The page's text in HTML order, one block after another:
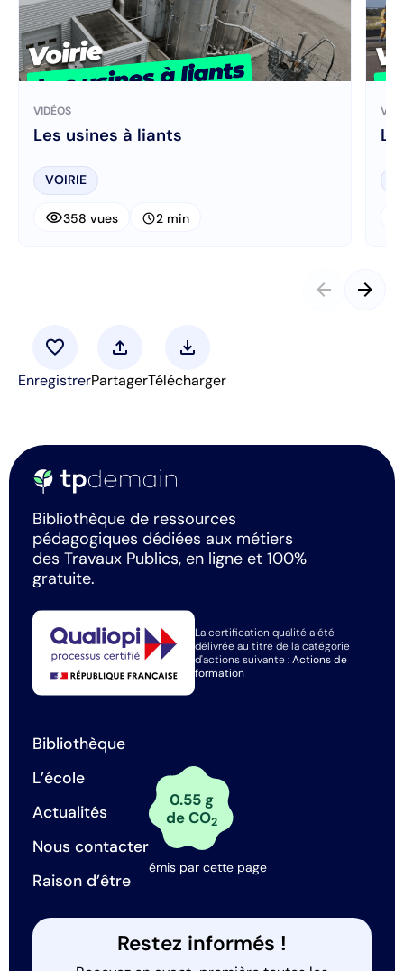
VIDÉOS
Les usines à liants
VOIRIE
visibility358 vues schedule2 min
arrow_back arrow_forward
favorite
Enregistrer
upload
Partager
download
Télécharger
Bibliothèque de ressources
pédagogiques dédiées aux métiers
des Travaux Publics, en ligne et 100%
gratuite.
La certification qualité a été
délivrée au titre de la catégorie
d'actions suivante :Actions de
formation
Bibliothèque
L’école
Actualités
Nous contacter
Raison d’être
0.55 g
de CO2
émis par cette page
Restez informés !